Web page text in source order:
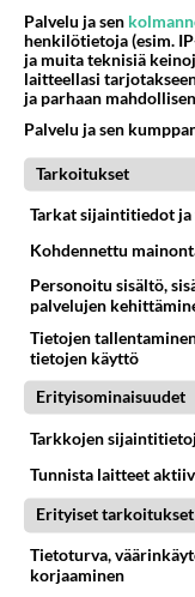
RESEPTIT
Naan-
uunissa,
Palvelu ja sen
henkilötietoja (esim.
ja muita teknisiä
laitteellasi
ja parhaan
Palvelu ja sen
Tarkoitukset
Tarkat sijaintitiedot
Kohdennettu
Personoitu sisältö,
palvelujen
Tietojen
tietojen käyttö
Erityisominaisuudet
Tarkkojen
Tunnista laitteet
Erityiset tarkoitukset
Tietoturva,
korjaaminen